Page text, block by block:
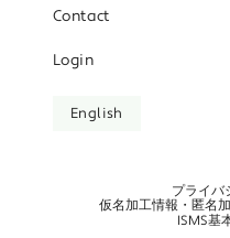
Contact
Login
English
プライバ
仮名加工情報・匿名
ISMS基